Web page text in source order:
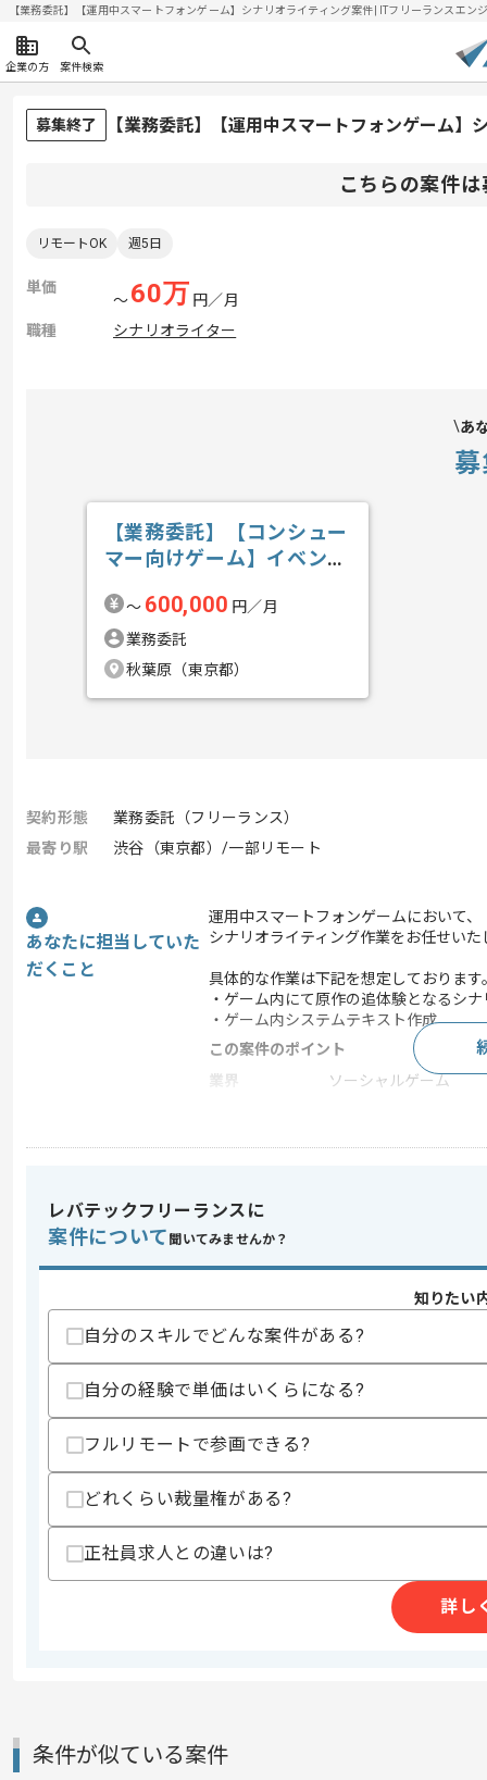
【業務委託】【運用中スマートフォンゲーム】シナリオライティング案件| ITフリーランスエ
企業の方 案件検索
募集終了 【業務委託】【運用中スマートフォンゲーム
こちらの案件
リモートOK 週5日
単価
〜60万 円／月
職種
シナリオライター
あ
【業務委託】【コンシュー
マー向けゲーム】イベント
件〜 600,000 円／月
業務委託
秋葉原（東京都）
契約形態
業務委託（フリーランス）
最寄り駅
渋谷（東京都）/一部リモート
あなたに担当していた
だくこと
運用中スマートフォンゲームにおいて、
シナリオライティング作業をお任せいた
具体的な作業は下記を想定しております
・ゲーム内にて原作の追体験となるシ
・ゲーム内システムテキスト作成
この案件のポイント
業界
ソーシャルゲーム
特徴
参画実績あり , 20代活
求めるスキル
・プロジェクトのシナリオ書式に沿っ
歓迎スキル
・アニメや漫画や映画や音楽またはラ
・スマートフォンゲームのプレイ経験
スキルに不安がある方へ
上記に似た経験やスキルをお持ちであれば申
商談回数
2026/04/21
エージェントからのコ
メント
レバテックフリーランスに
案件について 聞いてみませんか？
知りたい
自分のスキルでどんな案件がある?
自分の経験で単価はいくらになる?
フルリモートで参画できる?
どれくらい裁量権がある?
正社員求人との違いは?
詳し
条件が似ている案件